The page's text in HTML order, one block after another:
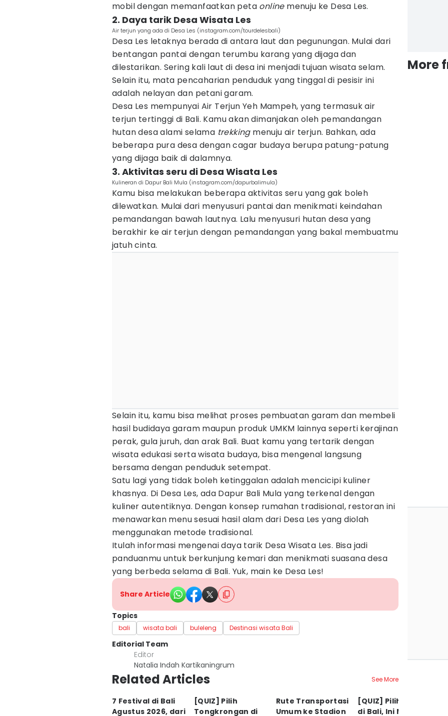
mobil dengan memanfaatkan peta onlinemenuju ke Desa Les.
2. Daya tarik Desa Wisata Les
Air terjun yang ada di Desa Les (instagram.com/tourdelesbali)
Desa Les letaknya berada di antara laut dan pegunungan. Mulai dari
bentangan pantai dengan terumbu karang yang dijaga dan
dilestarikan. Sering kali laut di desa ini menjadi tujuan wisata selam.
Selain itu, mata pencaharian penduduk yang tinggal di pesisir ini
adalah nelayan dan petani garam.
Desa Les mempunyai Air Terjun Yeh Mampeh, yang termasuk air
terjun tertinggi di Bali. Kamu akan dimanjakan oleh pemandangan
hutan desa alami selama trekkingmenuju air terjun. Bahkan, ada
beberapa pura desa dengan cagar budaya berupa patung-patung
yang dijaga baik di dalamnya.
3. Aktivitas seru di Desa Wisata Les
Kulineran di Dapur Bali Mula (instagram.com/dapurbalimula)
Kamu bisa melakukan beberapa aktivitas seru yang gak boleh
dilewatkan. Mulai dari menyusuri pantai dan menikmati keindahan
pemandangan bawah lautnya. Lalu menyusuri hutan desa yang
berakhir ke air terjun dengan pemandangan yang bakal membuatmu
jatuh cinta.
Selain itu, kamu bisa melihat proses pembuatan garam dan membeli
hasil budidaya garam maupun produk UMKM lainnya seperti kerajinan
perak, gula juruh, dan arak Bali. Buat kamu yang tertarik dengan
wisata edukasi serta wisata budaya, bisa mengenal langsung
bersama dengan penduduk setempat.
Satu lagi yang tidak boleh ketinggalan adalah mencicipi kuliner
khasnya. Di Desa Les, ada Dapur Bali Mula yang terkenal dengan
kuliner autentiknya. Dengan konsep rumahan tradisional, restoran ini
menawarkan menu sesuai hasil alam dari Desa Les yang diolah
menggunakan metode tradisional.
Itulah informasi mengenai daya tarik Desa Wisata Les. Bisa jadi
panduanmu untuk berkunjung kemari dan menikmati suasana desa
yang berbeda selama di Bali. Yuk, main ke Desa Les!
Share Article
Topics
bali wisata bali buleleng Destinasi wisata Bali
Editorial Team
Editor
Natalia Indah Kartikaningrum
Related Articles See More
7 Festival di Bali
Agustus 2026, dari
[QUIZ] Pilih
Tongkrongan di
Rute Transportasi
Umum ke Stadion
[QUIZ] Pilih Pantai
di Bali, Ini Member
More